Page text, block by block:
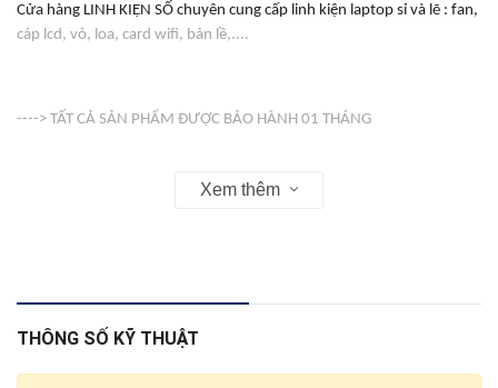
Cửa hàng LINH KIỆN SỐ chuyên cung cấp linh kiện laptop sỉ và lẽ : fan,
cáp lcd, vỏ, loa, card wifi, bản lề,....
----> TẤT CẢ SẢN PHẨM ĐƯỢC BẢO HÀNH 01 THÁNG
Zalo: 0933.823.693 KD
Xem thêm
THÔNG SỐ KỸ THUẬT